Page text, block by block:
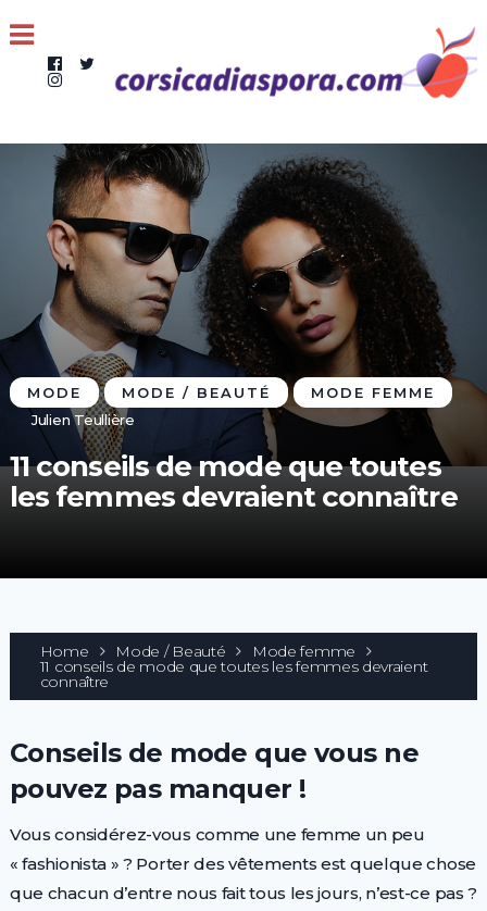
MODE MODE / BEAUTÉ
MODE FEMME
Julien Teullière
11 conseils de mode que toutes
les femmes devraient connaître
Home Mode / Beauté Mode femme
11 conseils de mode que toutes les femmes devraient
connaître
Conseils de mode que vous ne
pouvez pas manquer !
Vous considérez-vous comme une femme un peu
« fashionista » ? Porter des vêtements est quelque chose
que chacun d’entre nous fait tous les jours, n’est-ce pas ?